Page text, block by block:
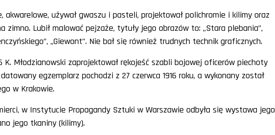
akwarelowe, używał gwaszu i pasteli, projektował polichromie i kilimy oraz
zimno. Lubił malować pejzaże, tytuły jego obrazów to: „Stara plebania”,
„Giewont”. Nie bał się również trudnych technik graficznych.
K. Młodzianowski zaprojektował rękojeść szabli bojowej oficerów piechoty
egzemplarz pochodzi z 27 czerwca 1916 roku, a wykonany został
w Krakowie.
w Instytucie Propagandy Sztuki w Warszawie odbyła się wystawa jego
jego tkaniny (kilimy).